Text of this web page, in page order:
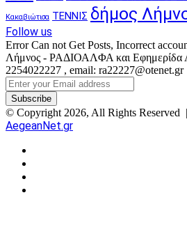
Κακαβιώτισα ΤΕΝΝΙΣ δήμος
Follow us
Error Can not Get Posts, Incorrect
Λήμνος - ΡΑΔΙΟΑΛΦΑ και
2254022227 , email: ra22227@otenet.gr
Enter
your
Email
address
© Copyright 2026, All Rights Reserved |
AegeanNet.gr